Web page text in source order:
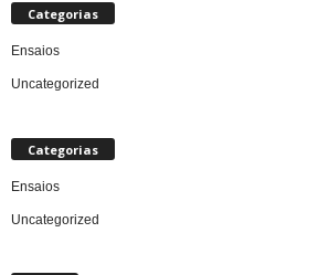
Categorias
Ensaios
Uncategorized
Categorias
Ensaios
Uncategorized